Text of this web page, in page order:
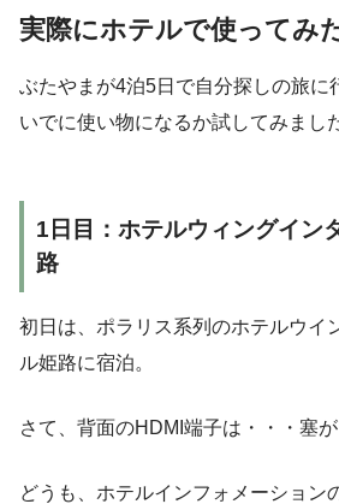
実際にホテルで使ってみ
ぶたやまが4泊5日で自分探しの旅に
いでに使い物になるか試してみまし
1日目：ホテルウィングイン
路
初日は、ポラリス系列のホテルウイ
ル姫路に宿泊。
さて、背面のHDMI端子は・・・塞が
どうも、ホテルインフォメーション